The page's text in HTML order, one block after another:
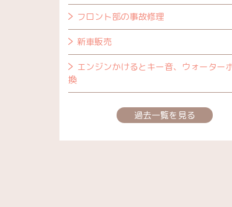
フロント部の事故修理
新車販売
エンジンかけるとキー音、ウォーター
換
過去一覧を見る